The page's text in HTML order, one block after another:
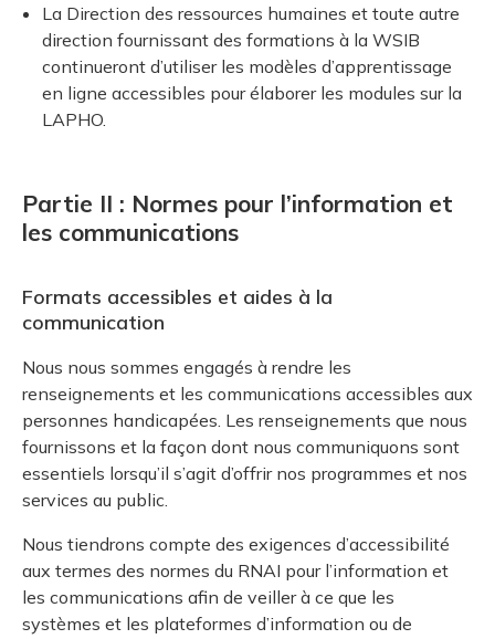
La Direction des ressources humaines et toute autre
direction fournissant des formations à la WSIB
continueront d’utiliser les modèles d’apprentissage
en ligne accessibles pour élaborer les modules sur la
LAPHO.
Partie II : Normes pour l’information et
les communications
Formats accessibles et aides à la
communication
Nous nous sommes engagés à rendre les
renseignements et les communications accessibles aux
personnes handicapées. Les renseignements que nous
fournissons et la façon dont nous communiquons sont
essentiels lorsqu’il s’agit d’offrir nos programmes et nos
services au public.
Nous tiendrons compte des exigences d’accessibilité
aux termes des normes du RNAI pour l’information et
les communications afin de veiller à ce que les
systèmes et les plateformes d’information ou de